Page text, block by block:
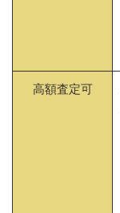
高額査定可